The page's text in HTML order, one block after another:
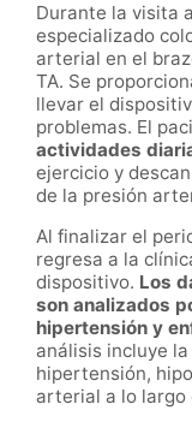
Durante la visita
especializado
arterial en el
TA. Se
llevar el
problemas. El
actividades
ejercicio y
de la presión
Al finalizar el
regresa a la
dispositivo. Los
son analizados
hipertensión y
análisis incluye
hipertensión,
arterial a lo largo